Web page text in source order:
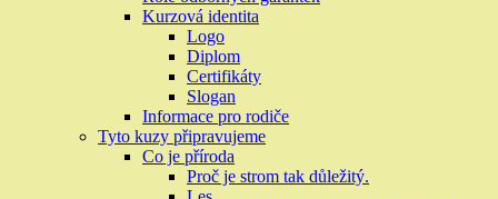
Kurzová identita
Logo
Diplom
Certifikáty
Slogan
Informace pro rodiče
Tyto kuzy připravujeme
Co je příroda
Proč je strom tak důležitý.